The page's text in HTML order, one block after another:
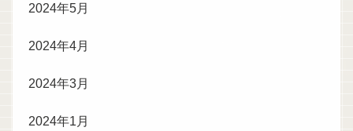
2024年5月
2024年4月
2024年3月
2024年1月